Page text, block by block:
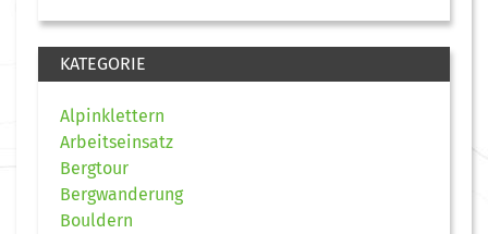
KATEGORIE
Alpinklettern
Arbeitseinsatz
Bergtour
Bergwanderung
Bouldern